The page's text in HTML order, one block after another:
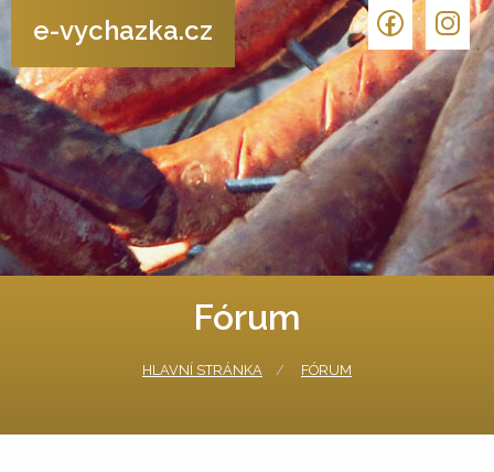
e-vychazka.cz
Fórum
HLAVNÍ STRÁNKA FÓRUM